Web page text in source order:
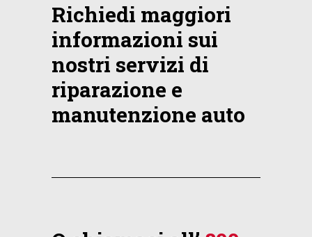
Richiedi maggiori
informazioni sui
nostri servizi di
riparazione e
manutenzione auto